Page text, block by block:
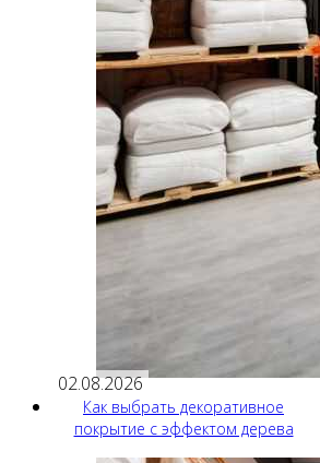
02.08.2026
Как выбрать декоративное
покрытие с эффектом дерева